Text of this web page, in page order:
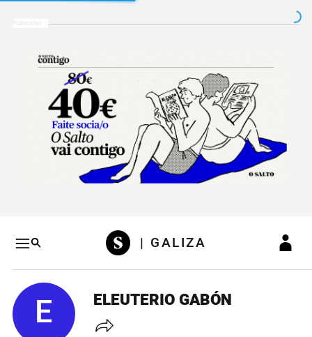
Salto a contenidoSalto a navegación
| GALIZA
E ELEUTERIO GABÓN